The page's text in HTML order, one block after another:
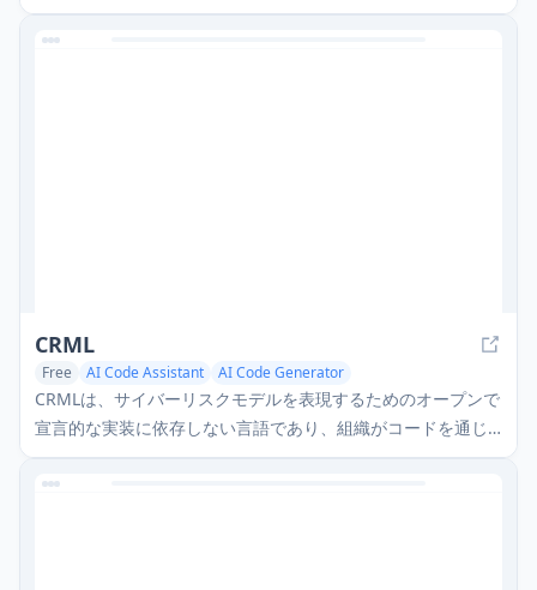
置し、開発者とAIコーディングアシスタント間のコミュニケ
ーションを改善するためにAI最適化されたMarkdownレポー
CRML
Free AI Code Assistant AI Code Generator
CRMLは、サイバーリスクモデルを表現するためのオープンで
宣言的な実装に依存しない言語であり、組織がコードを通じ
てリスク評価プロセスを標準化、検証、および自動化できる
ようにします。